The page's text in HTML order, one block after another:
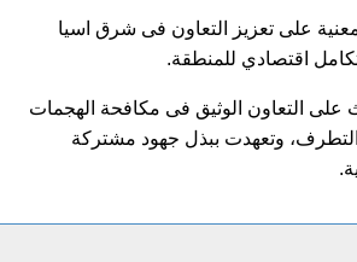
على تعزيز التعاون فى شرق اسيا
اقتصادي للمنطقة.
على التعاون الوثيق فى مكافحة الهجمات
والتطرف، وتعهدت ببذل جهود مشتركة